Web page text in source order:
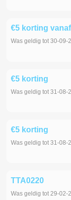
€5 korting
Was geldig tot 30-09-
€5 korting
Was geldig tot 31-08-
€5 korting
Was geldig tot 31-08-
TTA0220
Was geldig tot 29-02-